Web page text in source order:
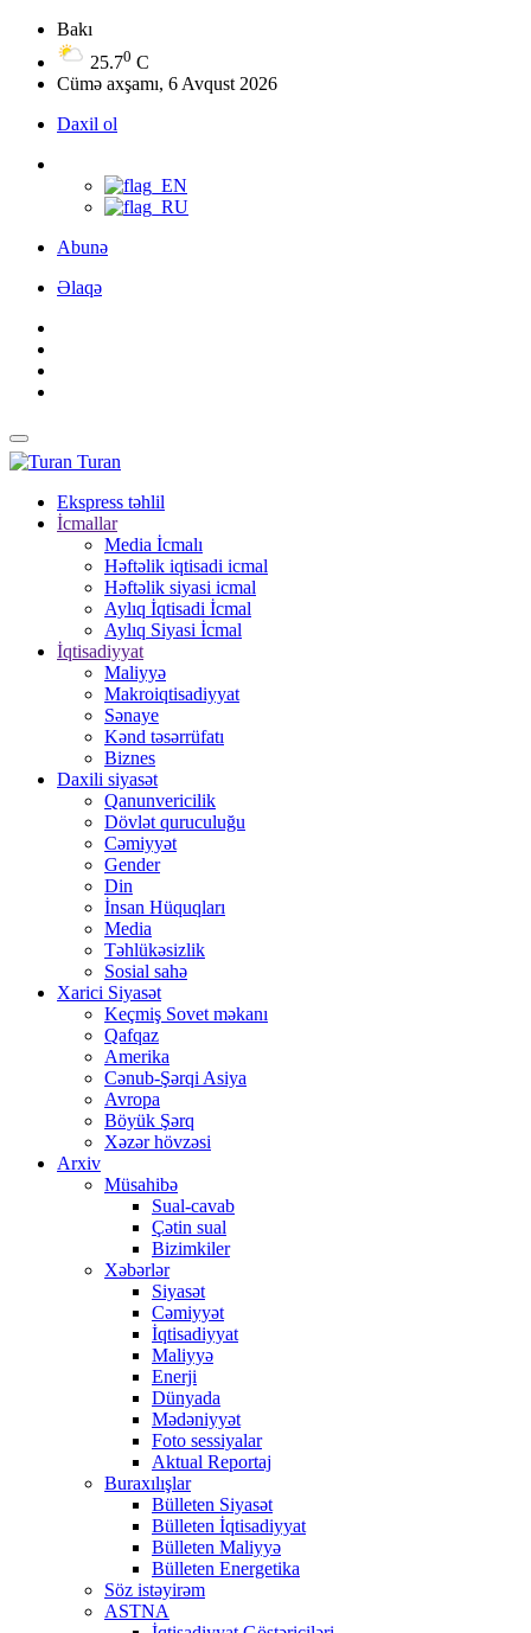
Bakı
25.70 C
Cümə axşamı, 6 Avqust 2026
Daxil ol
Abunə
Əlaqə
Turan
Ekspress təhlil
İcmallar
Media İcmalı
Həftəlik iqtisadi icmal
Həftəlik siyasi icmal
Aylıq İqtisadi İcmal
Aylıq Siyasi İcmal
İqtisadiyyat
Maliyyə
Makroiqtisadiyyat
Sənaye
Kənd təsərrüfatı
Biznes
Daxili siyasət
Qanunvericilik
Dövlət quruculuğu
Cəmiyyət
Gender
Din
İnsan Hüquqları
Media
Təhlükəsizlik
Sosial sahə
Xarici Siyasət
Keçmiş Sovet məkanı
Qafqaz
Amerika
Cənub-Şərqi Asiya
Avropa
Böyük Şərq
Xəzər hövzəsi
Arxiv
Müsahibə
Sual-cavab
Çətin sual
Bizimkiler
Xəbərlər
Siyasət
Cəmiyyət
İqtisadiyyat
Maliyyə
Enerji
Dünyada
Mədəniyyət
Foto sessiyalar
Aktual Reportaj
Buraxılışlar
Bülleten Siyasət
Bülleten İqtisadiyyat
Bülleten Maliyyə
Bülleten Energetika
Söz istəyirəm
ASTNA